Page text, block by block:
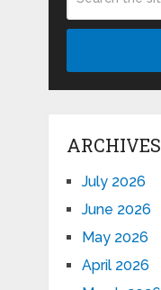
ARCHIVES
July 2026
June 2026
May 2026
April 2026